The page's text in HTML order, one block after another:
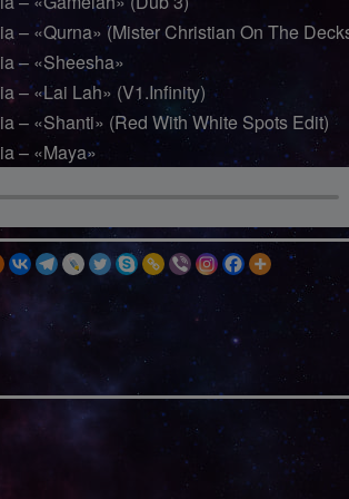
– «Qurna» (Mister Christian On The
– «Sheesha»
– «Lai Lah» (V1.Infinity)
– «Shanti» (Red With White Spots Edit)
– «Maya»